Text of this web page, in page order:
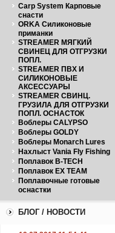
Carp System Карповые
снасти
ORKA Силиконовые
приманки
STREAMER МЯГКИЙ
СВИНЕЦ ДЛЯ ОТГРУЗКИ
ПОПЛ.
STREAMER ПВХ И
СИЛИКОНОВЫЕ
АКСЕССУАРЫ
STREAMER СВИНЦ.
ГРУЗИЛА ДЛЯ ОТГРУЗКИ
ПОПЛ. ОСНАСТОК
Воблеры CALYPSO
Воблеры GOLDY
Воблеры Monarch Lures
Нахлыст Vania Fly Fishing
Поплавок B-TECH
Поплавок EX TEAM
Поплавочные готовые
оснастки
БЛОГ / НОВОСТИ